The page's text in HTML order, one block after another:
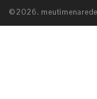
©2026.